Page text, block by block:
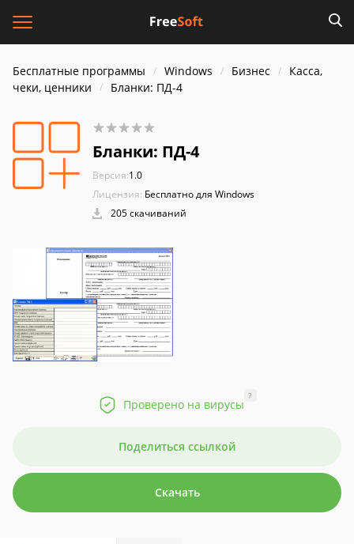
Бесплатные программы Windows Бизнес
Касса,
чеки, ценники
Бланки: ПД-4
Бланки: ПД-4
Версия:1.0
Лицензия: Бесплатно для Windows
205 скачиваний
Проверено на вирусы
?
Поделиться ссылкой
Скачать